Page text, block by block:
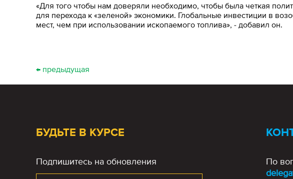
«Для того чтобы нам доверяли необходимо, чтобы была четкая
для перехода к «зеленой» экономики. Глобальные инвестиции в
мест, чем при использовании ископаемого топлива», - добавил он.
← предыдущая
БУДЬТЕ В КУРСЕ
Подпишитесь на обновления
По